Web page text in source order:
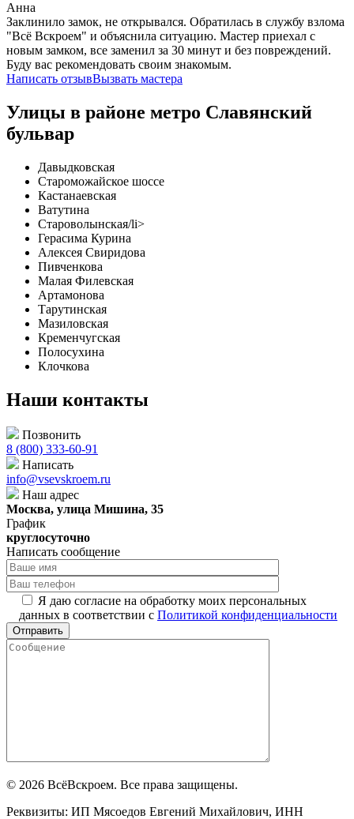
Анна
Заклинило замок, не открывался. Обратилась в службу взлома
"Всё Вскроем" и объяснила ситуацию. Мастер приехал с
новым замком, все заменил за 30 минут и без повреждений.
Буду вас рекомендовать своим знакомым.
Написать отзывВызвать мастера
Улицы в районе метро Славянский
бульвар
Давыдковская
Староможайское шоссе
Кастанаевская
Ватутина
Староволынская/li>
Герасима Курина
Алексея Свиридова
Пивченкова
Малая Филевская
Артамонова
Тарутинская
Мазиловская
Кременчугская
Полосухина
Клочкова
Наши контакты
Позвонить
8 (800) 333-60-91
Написать
info@vsevskroem.ru
Наш адрес
Москва, улица Мишина, 35
График
круглосуточно
Написать сообщение
Я даю согласие на обработку моих персональных
данных в соответствии с Политикой конфиденциальности
© 2026 ВсёВскроем. Все права защищены.
Реквизиты: ИП Мясоедов Евгений Михайлович, ИНН